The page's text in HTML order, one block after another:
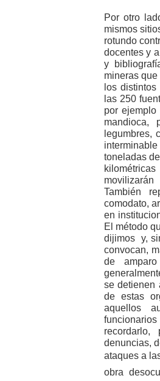
Por otro
mismos
rotundo
docentes y
y
mineras
los
las 250
por
mandioca,
legumbres,
toneladas
También
comodato,
en
El método
dijimos y,
convocan,
de
se detienen
de estas
aquellos
denuncias,
ataques a
obra